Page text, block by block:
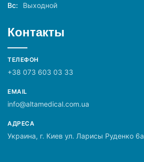
Вс:
Выходной
Контакты
ТЕЛЕФОН
+38 073 603 03 33
EMAIL
info@altamedical.com.ua
АДРЕСА
Украина, г. Киев ул. Ларисы Руденко 6а